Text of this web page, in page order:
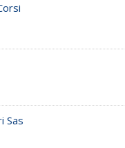
Sas